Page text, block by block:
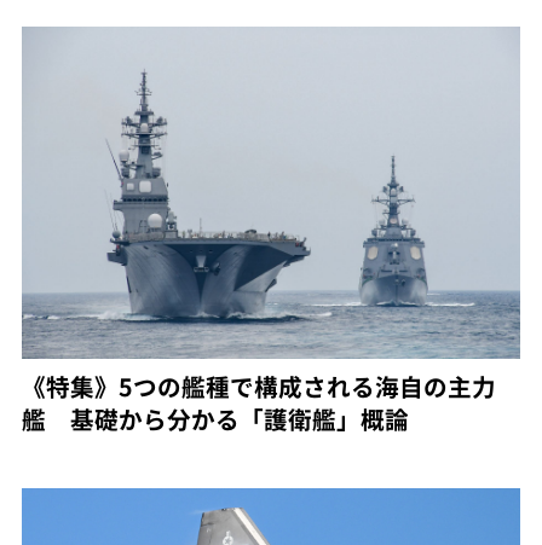
《特集》5つの艦種で構成される海自の主力
艦 基礎から分かる「護衛艦」概論